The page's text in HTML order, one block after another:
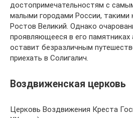
достопримечательностям с
малыми городами России, такими
Ростов Великий. Однако
проявляющееся в его памятниках
оставит безразличным
приехать в Солигалич.
Воздвиженская церковь
Церковь Воздвижения Креста